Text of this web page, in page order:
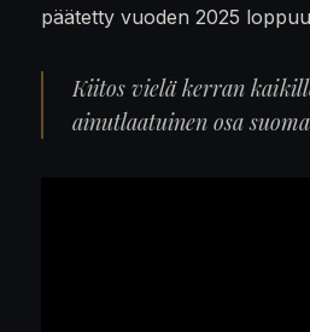
päätetty vuoden 2025
Kiitos vielä kerran
ainutlaatuinen osa